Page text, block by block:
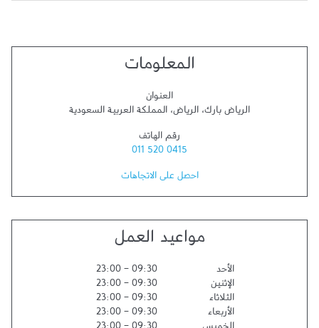
المعلومات
العنوان
الرياض بارك، الرياض، المملكة العربية السعودية
رقم الهاتف
011 520 0415
احصل على الاتجاهات
مواعيد العمل
الأحد 09:30
-
23:00
الإثنين
09:30
-
23:00
الثلاثاء
09:30
-
23:00
الأربعاء
09:30
-
23:00